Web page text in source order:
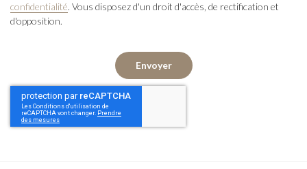
confidentialité. Vous disposez d'un droit d'accès, de rectification et
d'opposition.